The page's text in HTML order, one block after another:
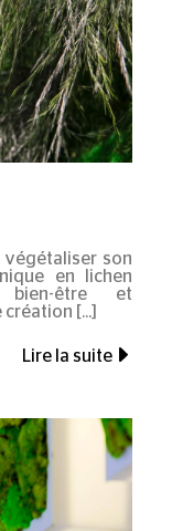
végétaliser son
en lichen
bien-être et
création
Lire la suite